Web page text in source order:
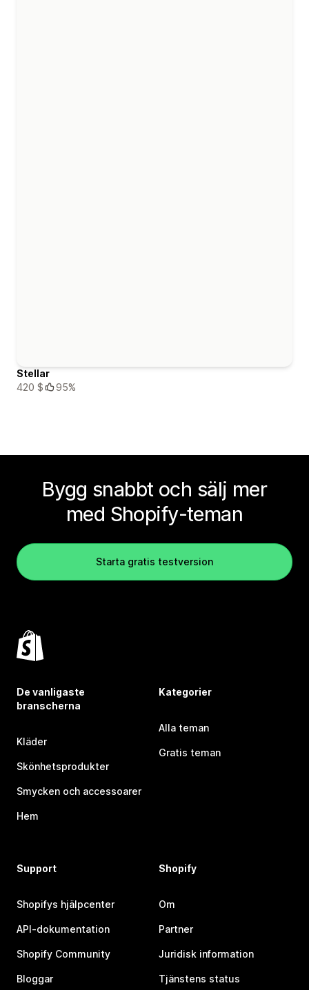
Stellar
420 $
95%
Bygg snabbt och sälj mer
med Shopify-teman
Starta gratis testversion
De vanligaste
branscherna
Kläder
Skönhetsprodukter
Smycken och accessoarer
Hem
Kategorier
Alla teman
Gratis teman
Support
Shopifys hjälpcenter
API-dokumentation
Shopify Community
Bloggar
Shopify
Om
Partner
Juridisk information
Tjänstens status